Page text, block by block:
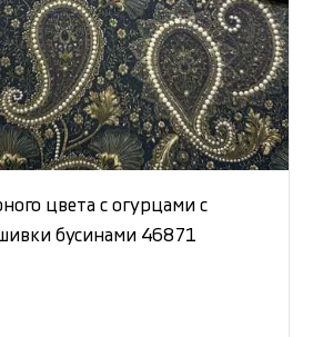
цвета с огурцами с
бусинами 46871